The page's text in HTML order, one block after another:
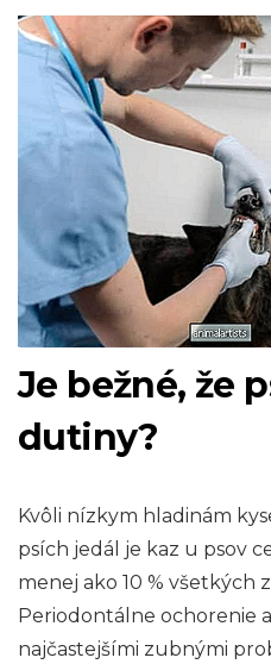
Je bežné, že
dutiny?
Kvôli nízkym hladinám
psích jedál je kaz u psov
menej ako 10 % všetkých
Periodontálne ochorenie
najčastejšími zubnými